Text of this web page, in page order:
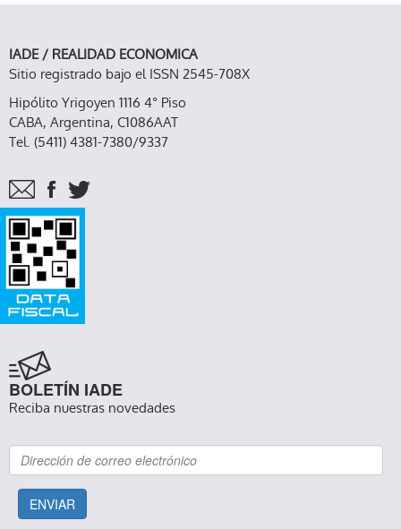
IADE / REALIDAD ECONOMICA
Sitio registrado bajo el ISSN 2545-708X
Hipólito Yrigoyen 1116 4° Piso
CABA, Argentina, C1086AAT
Tel. (5411) 4381-7380/9337
BOLETÍN IADE
Reciba nuestras novedades
ENVIAR